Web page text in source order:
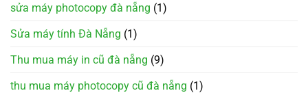
sửa máy photocopy đà nẵng (1)
Sửa máy tính Đà Nẵng (1)
Thu mua máy in cũ đà nẵng (9)
thu mua máy photocopy cũ đà nẵng (1)